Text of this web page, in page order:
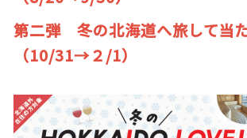
さっぽろ圏e旅ギフト
お気に入り 事
第二弾 冬の北海道へ旅して当
（10/31→２/1）